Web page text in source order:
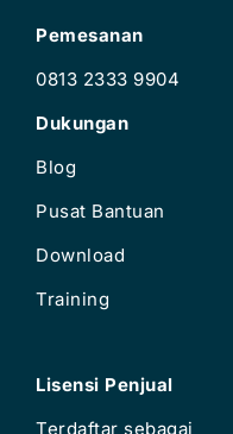
Pemesanan
0813 2333 9904
Dukungan
Blog
Pusat Bantuan
Download
Training
Lisensi Penjual
Terdaftar sebagai